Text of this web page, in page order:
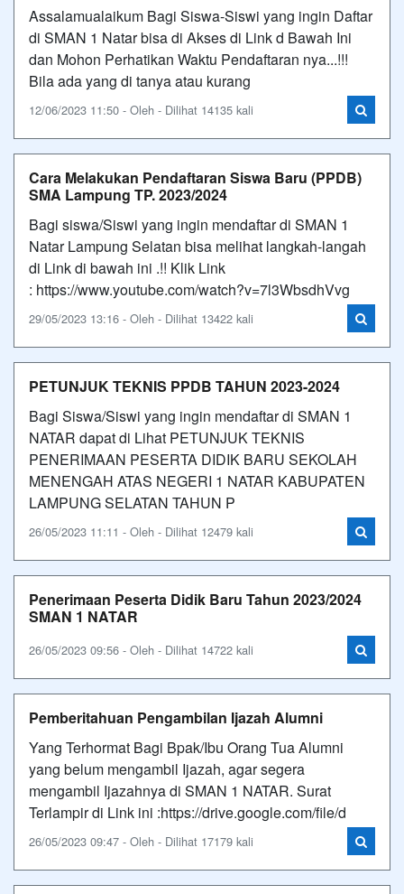
Assalamualaikum Bagi Siswa-Siswi yang ingin Daftar
di SMAN 1 Natar bisa di Akses di Link d Bawah Ini
dan Mohon Perhatikan Waktu Pendaftaran nya...!!!
Bila ada yang di tanya atau kurang
12/06/2023 11:50 - Oleh - Dilihat 14135 kali
Cara Melakukan Pendaftaran Siswa Baru (PPDB)
SMA Lampung TP. 2023/2024
Bagi siswa/Siswi yang ingin mendaftar di SMAN 1
Natar Lampung Selatan bisa melihat langkah-langah
di Link di bawah ini .!! Klik Link
: https://www.youtube.com/watch?v=7l3WbsdhVvg
29/05/2023 13:16 - Oleh - Dilihat 13422 kali
PETUNJUK TEKNIS PPDB TAHUN 2023-2024
Bagi Siswa/Siswi yang ingin mendaftar di SMAN 1
NATAR dapat di Lihat PETUNJUK TEKNIS
PENERIMAAN PESERTA DIDIK BARU SEKOLAH
MENENGAH ATAS NEGERI 1 NATAR KABUPATEN
LAMPUNG SELATAN TAHUN P
26/05/2023 11:11 - Oleh - Dilihat 12479 kali
Penerimaan Peserta Didik Baru Tahun 2023/2024
SMAN 1 NATAR
26/05/2023 09:56 - Oleh - Dilihat 14722 kali
Pemberitahuan Pengambilan Ijazah Alumni
Yang Terhormat Bagi Bpak/Ibu Orang Tua Alumni
yang belum mengambil Ijazah, agar segera
mengambil Ijazahnya di SMAN 1 NATAR. Surat
Terlampir di Link ini :https://drive.google.com/file/d
26/05/2023 09:47 - Oleh - Dilihat 17179 kali